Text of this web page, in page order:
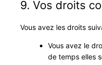
9. Vos droits
Vous avez les droits
Vous avez le
de temps elles